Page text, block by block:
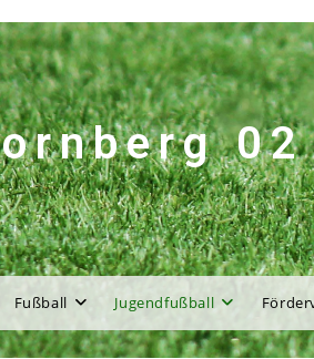
Fußball Jugendfußball